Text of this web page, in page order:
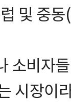
및 중
소비자
시장이